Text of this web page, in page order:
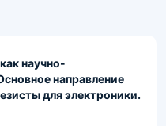
научно-
направление
для электроники.